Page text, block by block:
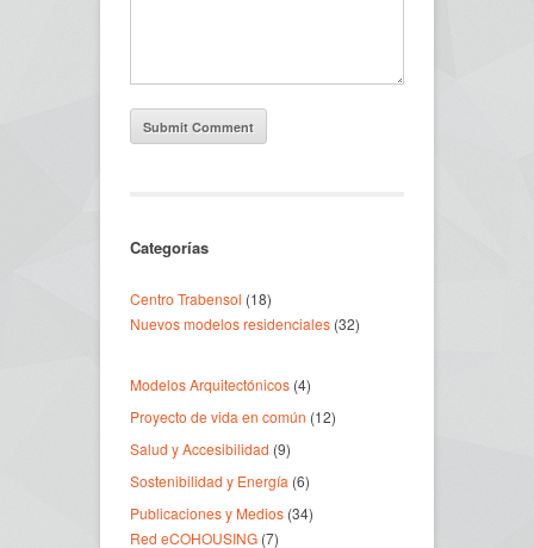
Categorías
Centro Trabensol (18)
Nuevos modelos residenciales (32)
Modelos Arquitectónicos (4)
Proyecto de vida en común (12)
Salud y Accesibilidad (9)
Sostenibilidad y Energía (6)
Publicaciones y Medios (34)
Red eCOHOUSING (7)